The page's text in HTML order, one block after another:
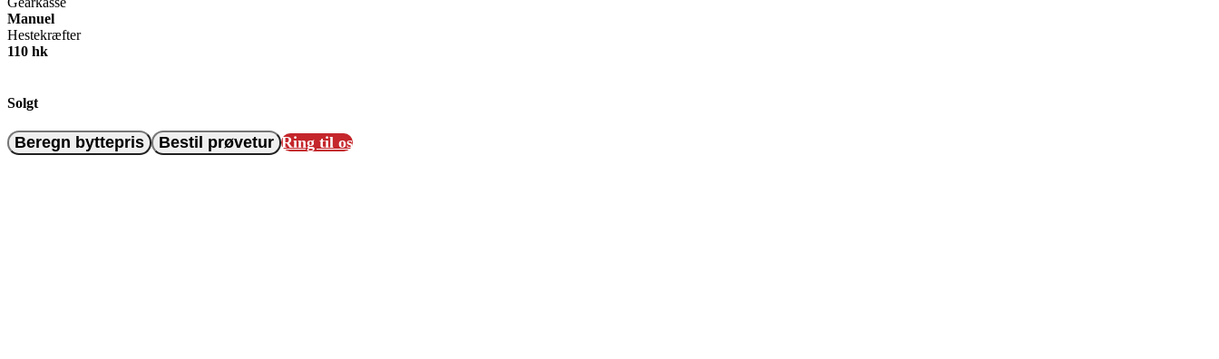
Manuel
Hestekræfter
110 hk
Solgt
Beregn byttepris Bestil prøvetur Ring til os